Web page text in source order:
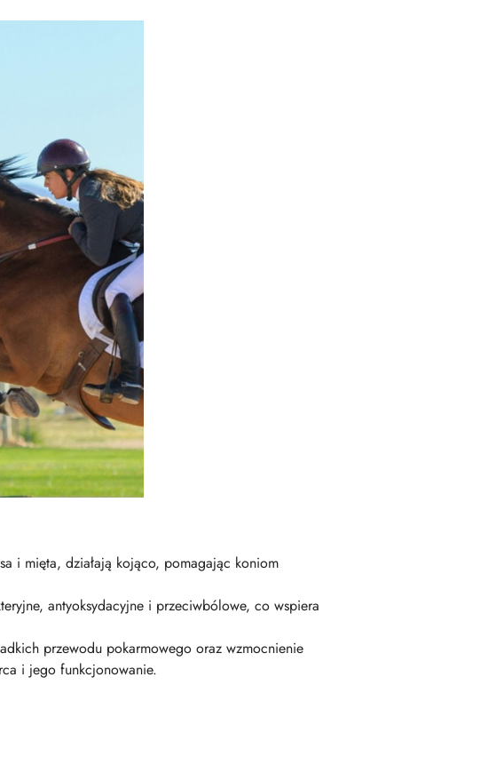
i mięta, działają kojąco, pomagając koniom
antyoksydacyjne i przeciwbólowe, co wspiera
przewodu pokarmowego oraz wzmocnienie
i jego funkcjonowanie.